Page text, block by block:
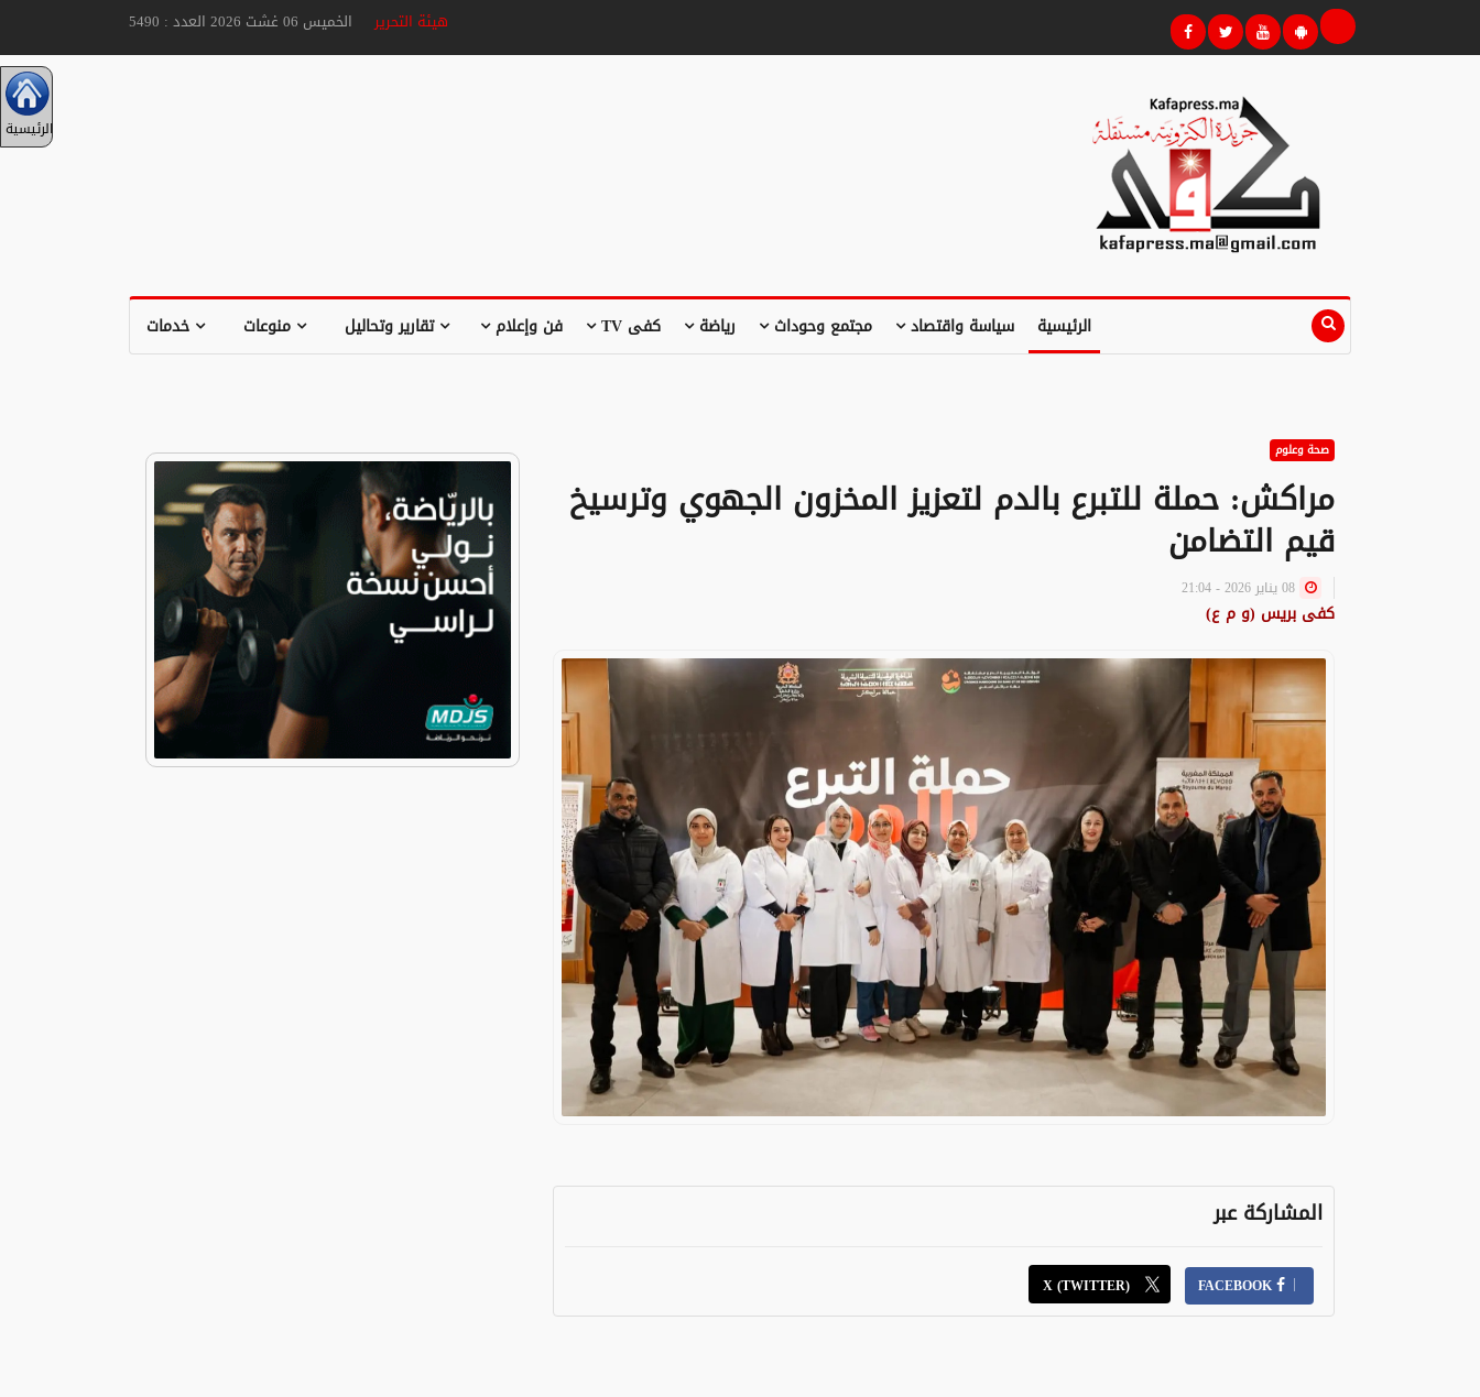
هيئة التحريرالخميس 06 غشت 2026 العدد : 5490
الرئيسية سياسة واقتصاد مجتمع وحوداث رياضة كفى TV فن وإعلام تقارير وتحاليل منوعات خدمات
الرئيسية
صحة وعلوم
مراكش: حملة للتبرع بالدم لتعزيز المخزون الجهوي وترسيخ
قيم التضامن
كفى بريس (و م ع)
المشاركة عبر
FACEBOOK
X (TWITTER)